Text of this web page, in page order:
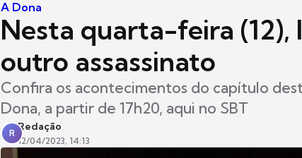
A Dona
Nesta quarta-feira (12),
outro assassinato
Confira os acontecimentos do capítulo
Dona, a partir de 17h20, aqui no SBT
R
Redação
12/04/2023, 14:13